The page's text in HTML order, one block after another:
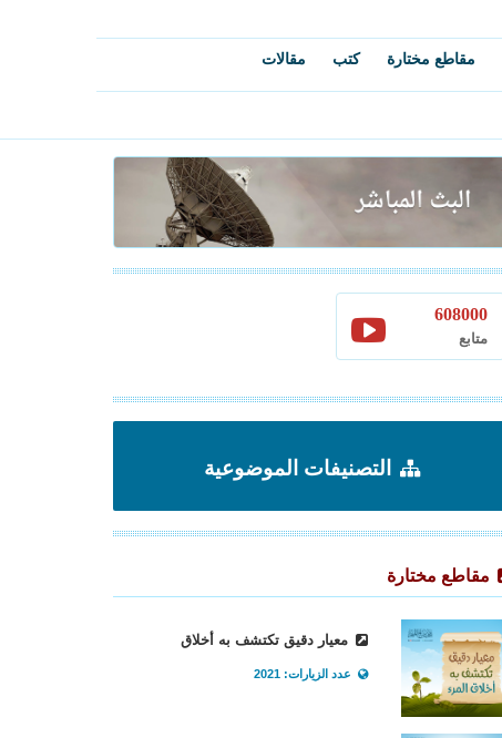
مقاطع مختارة كتب مقالات
608000
متابع
التصنيفات الموضوعية
مقاطع مختارة
معيار دقيق تكتشف به أخلاق
عدد الزيارات: 2021